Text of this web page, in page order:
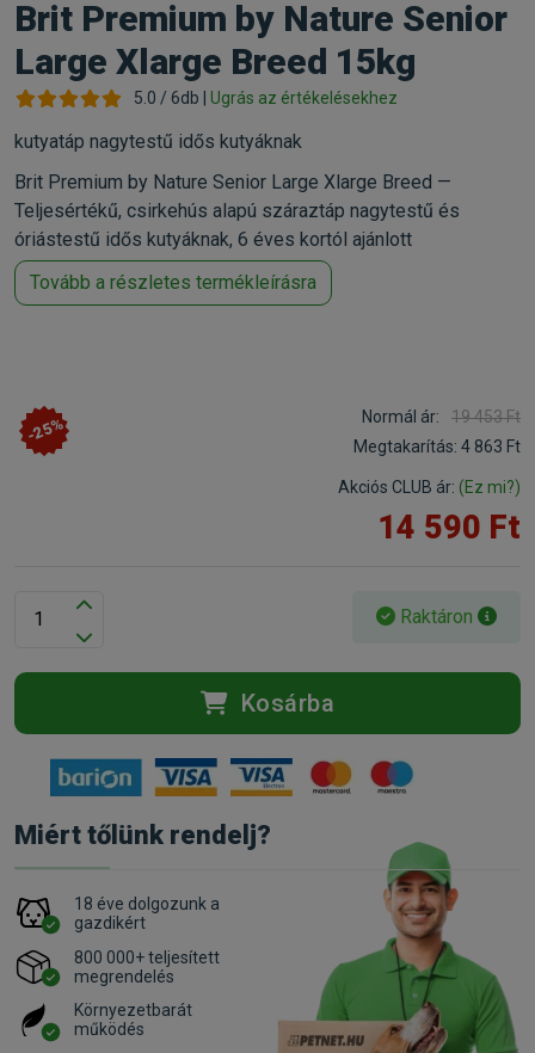
Brit Premium by Nature Senior
Large Xlarge Breed 15kg
5.0 / 6db | Ugrás az értékelésekhez
kutyatáp nagytestű idős kutyáknak
Brit Premium by Nature Senior Large Xlarge Breed —
Teljesértékű, csirkehús alapú száraztáp nagytestű és
óriástestű idős kutyáknak, 6 éves kortól ajánlott
Tovább a részletes termékleírásra
-25% Normál ár:
19 453 Ft
Megtakarítás: 4 863 Ft
Akciós CLUB ár: (Ez mi?)
14 590 Ft
Raktáron
Kosárba
Miért tőlünk rendelj?
18 éve dolgozunk a
gazdikért
800 000+ teljesített
megrendelés
Környezetbarát
működés